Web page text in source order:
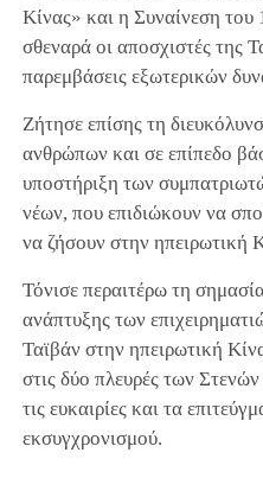
Κίνας» και η Συναίνεση
σθεναρά οι αποσχιστές της
παρεμβάσεις εξωτερικών
Ζήτησε επίσης τη
ανθρώπων και σε επίπεδο
υποστήριξη των
νέων, που επιδιώκουν να
να ζήσουν στην ηπειρωτική
Τόνισε περαιτέρω τη
ανάπτυξης των
Ταϊβάν στην ηπειρωτική
στις δύο πλευρές των
τις ευκαιρίες και τα
εκσυγχρονισμού.